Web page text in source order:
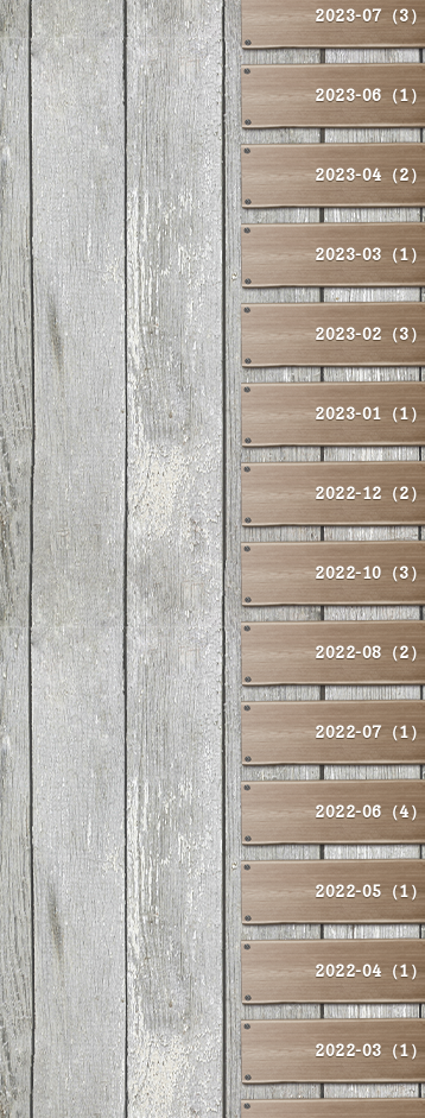
2023-07（3）
2023-06（1）
2023-04（2）
2023-03（1）
2023-02（3）
2023-01（1）
2022-12（2）
2022-10（3）
2022-08（2）
2022-07（1）
2022-06（4）
2022-05（1）
2022-04（1）
2022-03（1）